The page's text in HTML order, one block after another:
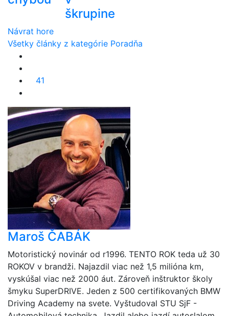
škrupine
Návrat hore
Všetky články z kategórie Poradňa
41
Maroš ČABÁK
Motoristický novinár od r1996. TENTO ROK teda už 30
ROKOV v brandži. Najazdil viac než 1,5 milióna km,
vyskúšal viac než 2000 áut. Zároveň inštruktor školy
šmyku SuperDRIVE. Jeden z 500 certifikovaných BMW
Driving Academy na svete. Vyštudoval STU SjF -